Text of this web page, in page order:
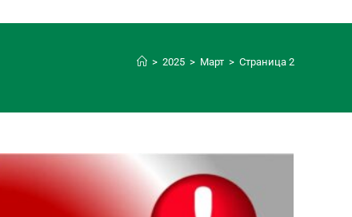
> 2025 > Март > Страница 2